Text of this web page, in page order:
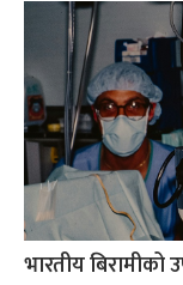
भारतीय